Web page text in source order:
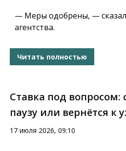
— Меры одобрены, — сказал
агентства.
Читать полностью
Ставка под вопросом:
паузу или вернётся к
17 июля 2026, 09:10